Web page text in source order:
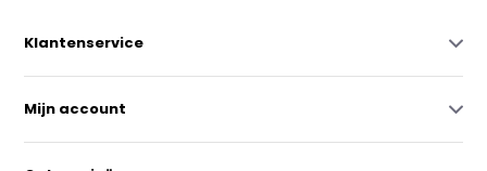
Klantenservice
Mijn account